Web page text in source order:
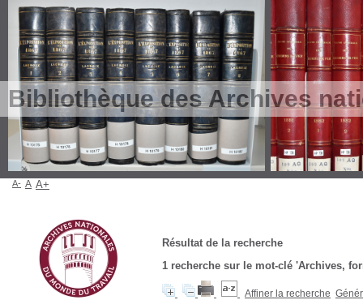
Bibliothèque des Archives
Résultat de la recherche
1 recherche sur le mot-clé 'Archives,
Affiner la recherche
A- A A+